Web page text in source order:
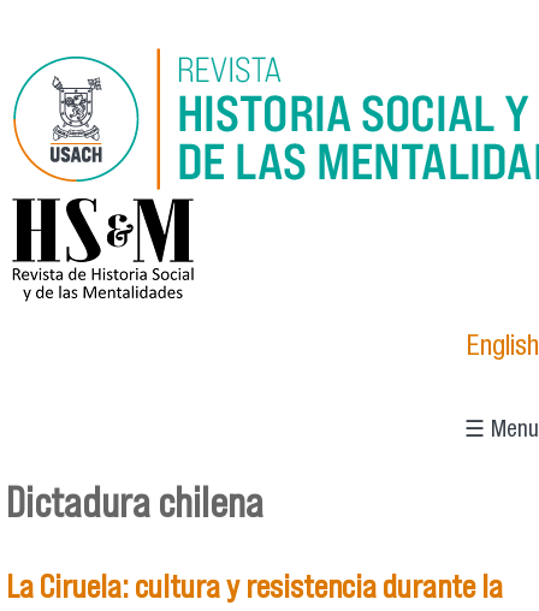
logo_hsm_2021.png
English
☰ Menu
Dictadura chilena
La Ciruela: cultura y resistencia durante la